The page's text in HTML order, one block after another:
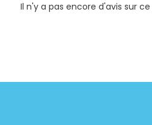
Il n'y a pas encore d'avis sur